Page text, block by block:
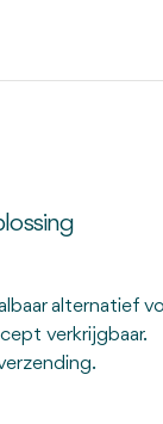
alternatief
verkrijgbaar.